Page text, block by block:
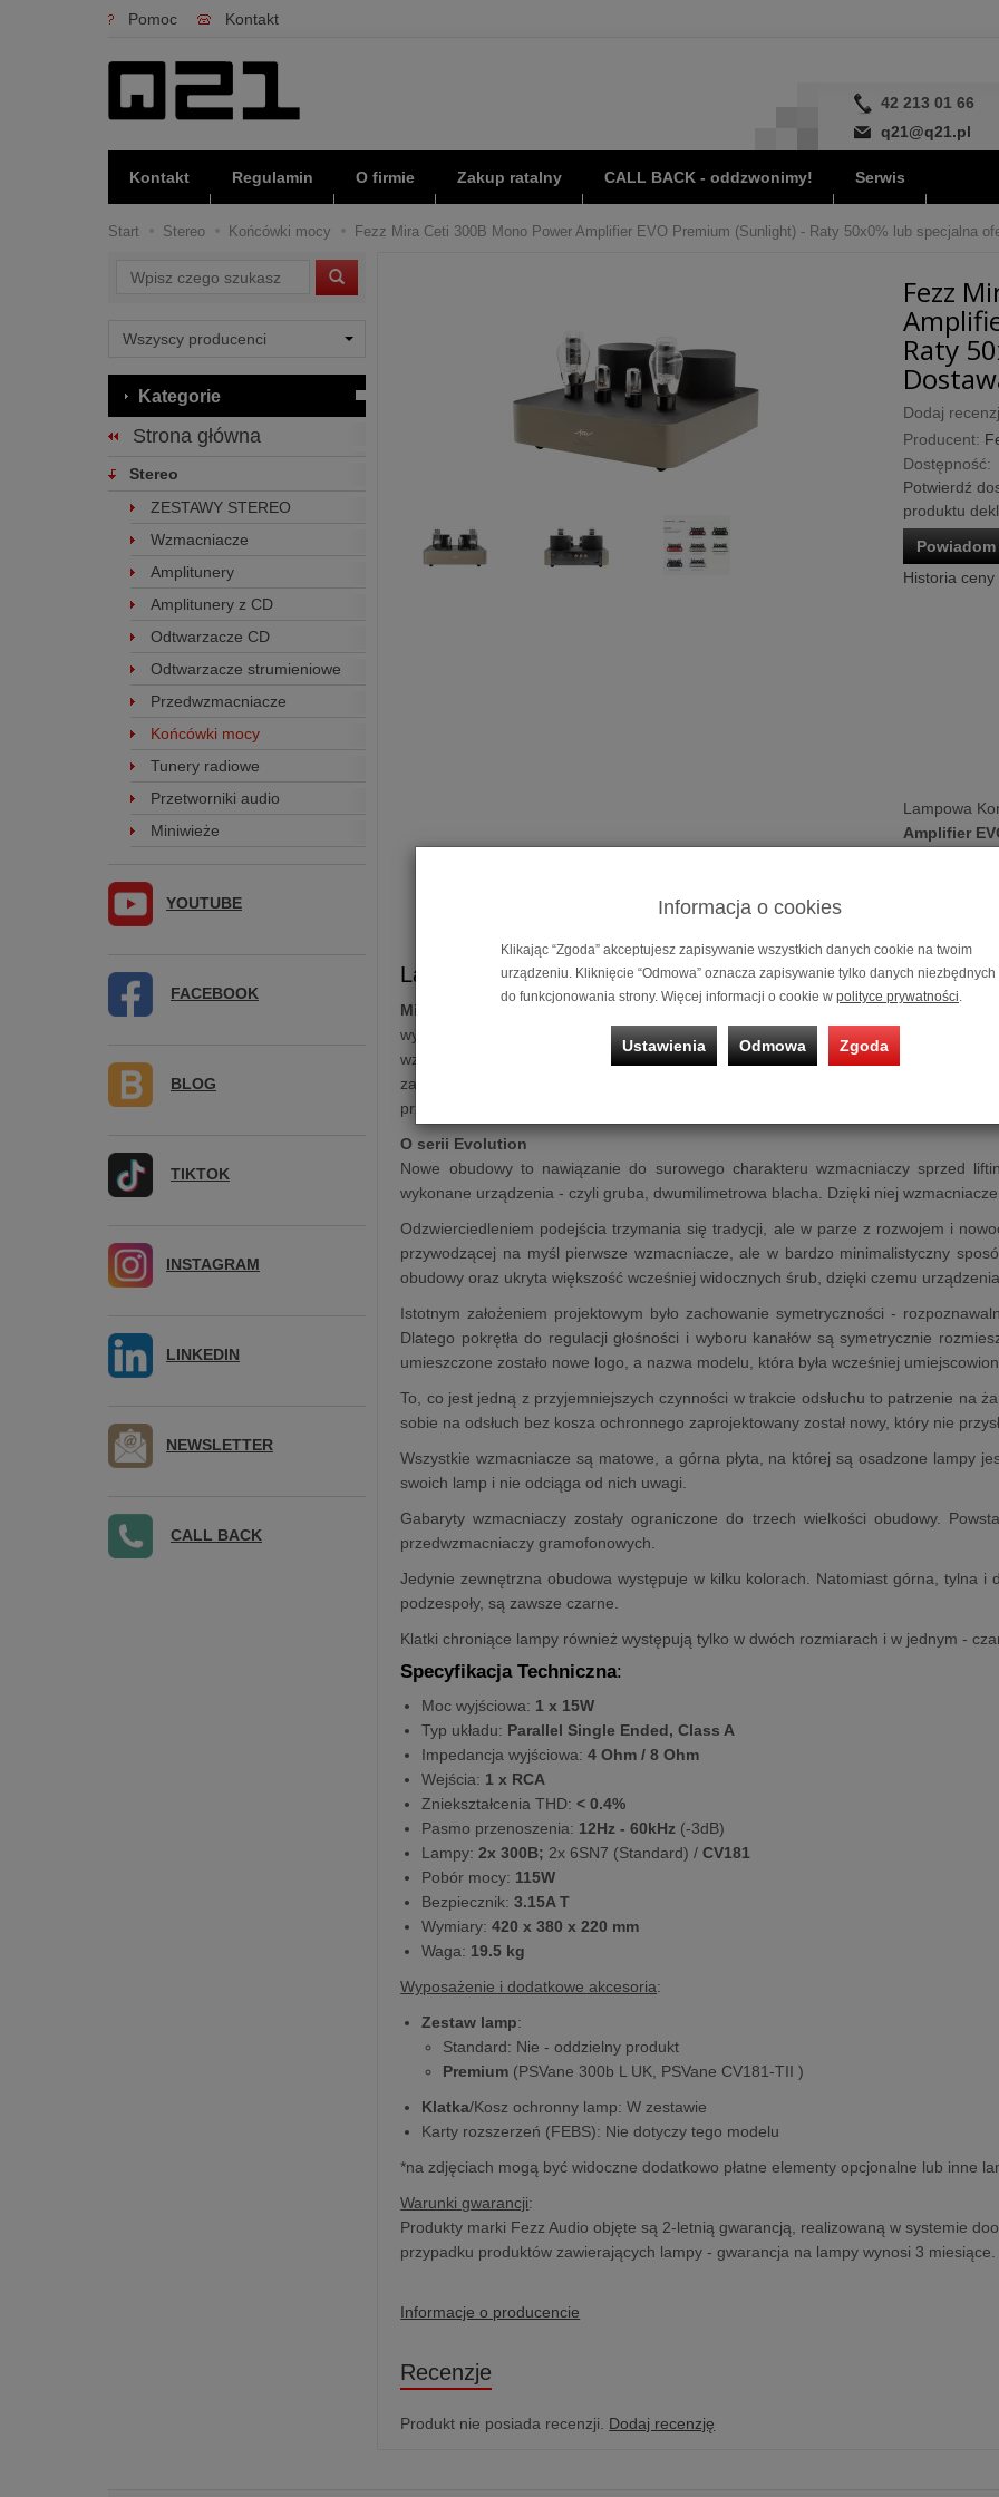
Pomoc Kontakt
42 213 01 66
q21@q21.pl
Kontakt Regulamin O firmie Zakup ratalny CALL BACK - oddzwonimy! Serwis
Start Stereo Końcówki mocy Fezz Mira Ceti 300B Mono Power Amplifier EVO Premium (Sunlight) - Raty 50x0% lub specjalna
Fezz
Raty
Dodaj
Producent:
Dostępność:
Potwierdź
produktu
Historia ceny
Lampowa
Amplifier
Cena
Możliwość
10, 20,
Lampowa końcówka mocyFezz Mira Ceti 300B Mono
Mira Ceti 300B mono power amplifier
Klasy A oparty jest na legendarnych
wyposażony w antywibracyjne nóżki, dopasowane do wagi urządzenia. Posada
wzmacniacz w przypadku awarii lampy mocy. Dzięki architekturze
zaprojektowanemu transformatorowi wyjściowemu zapewnia moc 15 W i niskie
przedwzmacniaczem liniowym Sagita gwarantuje wyjątkową jakość dźwięku w
O serii Evolution
Nowe obudowy to nawiązanie do surowego charakteru wzmacniaczy sprzed
wykonane urządzenia - czyli gruba, dwumilimetrowa blacha. Dzięki niej
Odzwierciedleniem podejścia trzymania się tradycji, ale w parze z rozwojem i
przywodzącej na myśl pierwsze wzmacniacze, ale w bardzo minimalistyczny
obudowy oraz ukryta większość wcześniej widocznych śrub, dzięki czemu
Istotnym założeniem projektowym było zachowanie symetryczności -
Dlatego pokrętła do regulacji głośności i wyboru kanałów są symetrycznie
umieszczone zostało nowe logo, a nazwa modelu, która była wcześniej
To, co jest jedną z przyjemniejszych czynności w trakcie odsłuchu to patrzenie na
sobie na odsłuch bez kosza ochronnego zaprojektowany został nowy, który nie
Wszystkie wzmacniacze są matowe, a górna płyta, na której są osadzone lampy
swoich lamp i nie odciąga od nich uwagi.
Gabaryty wzmacniaczy zostały ograniczone do trzech wielkości obudowy.
przedwzmacniaczy gramofonowych.
Jedynie zewnętrzna obudowa występuje w kilku kolorach. Natomiast górna, tylna i
podzespoły, są zawsze czarne.
Klatki chroniące lampy również występują tylko w dwóch rozmiarach i w jednym -
Specyfikacja Techniczna:
Moc wyjściowa: 1 x 15W
Typ układu: Parallel Single Ended, Class A
Impedancja wyjściowa: 4 Ohm / 8 Ohm
Wejścia: 1 x RCA
Zniekształcenia THD: < 0.4%
Pasmo przenoszenia: 12Hz - 60kHz (-3dB)
Lampy: 2x 300B; 2x 6SN7 (Standard) /CV181
Pobór mocy: 115W
Bezpiecznik: 3.15A T
Wymiary: 420 x 380 x 220 mm
Waga: 19.5 kg
Wyposażenie i dodatkowe akcesoria:
Zestaw lamp:
Standard: Nie - oddzielny produkt
Premium (PSVane 300b L UK, PSVane CV181-TII )
Klatka/Kosz ochronny lamp: W zestawie
Karty rozszerzeń (FEBS): Nie dotyczy tego modelu
*na zdjęciach mogą być widoczne dodatkowo płatne elementy opcjonalne lub inne
Warunki gwarancji:
Produkty marki Fezz Audio objęte są 2-letnią gwarancją, realizowaną w systemie
przypadku produktów zawierających lampy - gwarancja na lampy wynosi 3 miesiące.
Informacje o producencie
Recenzje
Produkt nie posiada recenzji. Dodaj recenzję
Wyszukaj
Kategorie
Strona główna
Stereo
ZESTAWY STEREO
Wzmacniacze
Amplitunery
Amplitunery z CD
Odtwarzacze CD
Odtwarzacze strumieniowe
Przedwzmacniacze
Końcówki mocy
Tunery radiowe
Przetworniki audio
Miniwieże
YOUTUBE
FACEBOOK
BLOG
TIKTOK
INSTAGRAM
LINKEDIN
NEWSLETTER
CALL BACK
Informacja o cookies
Klikając “Zgoda” akceptujesz zapisywanie wszystkich danych cookie na twoim
urządzeniu. Kliknięcie “Odmowa” oznacza zapisywanie tylko danych niezbędnych
do funkcjonowania strony. Więcej informacji o cookie w polityce prywatności.
Ustawienia Odmowa Zgoda